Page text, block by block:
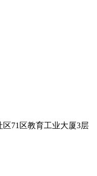
71区教育工业大厦3层